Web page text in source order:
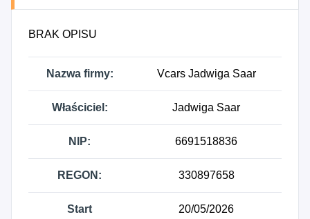
BRAK OPISU
Nazwa firmy: Vcars Jadwiga Saar
Właściciel: Jadwiga Saar
NIP: 6691518836
REGON: 330897658
Start
20/05/2026